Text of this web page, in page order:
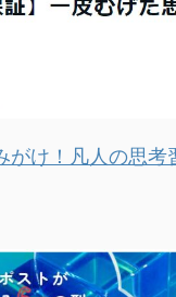
がけ！凡人の思考